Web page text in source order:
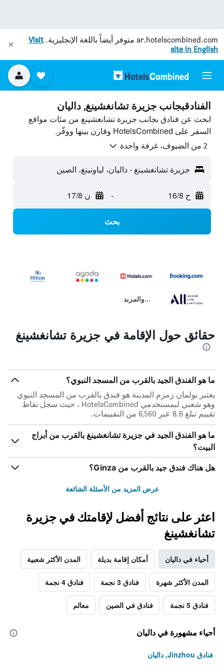
ar.hotelscombined.com متوفر أيضاً باللغة الإنجليزية.Visit
site in English
الفنادقبجانب جزيرة تشانغشينغ, داليان
ابحث عن فنادق بجانب جزيرة تشانغشينغ من مئات مواقع
السفر على HotelsCombined وقارن بينها ووفّر.
2 من الضيوف، غرفة واحدة
جزيرة تشانغشينغ - داليان، لياونينغ، الصين
ح 16/8 - ن 17/8
بحث
...والمزيد
حقائق حول الإقامة في جزيرة تشانغشينغ
ما هو الفندق الجيد بالقرب من المسجد النبوي؟
يعتبر بولمان زمزم المدينة هو فندق بالقرب من المسجد النبوي
وهو شعبي لبمستخدمي HotelsCombined ، حيث سجل نقاط
تقييم تبلغ 8.6 عبر 6,560 من التقييمات.
ما هو الفندق الجيد في جزيرة تشانغشينغ بالقرب من أبراج
البيت؟
هل هناك فندق جيد بالقرب من Ginza؟
عرض المزيد من الأسئلة الشائعة
اعثر على نتائج أفضل لإقامتك في جزيرة
تشانغشينغ
أحياء في داليان أمكان إقامة بديلة المدن الأكثر شعبية
المدن الأكثر شهرة فنادق 3 نجمة فنادق 4 نجمة
فنادق 5 نجمة فنادق في الصين معالم
أحياء مشهورة في داليان
فنادق Jinzhou, داليان